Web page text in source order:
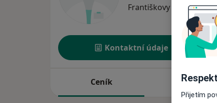
Františkovy Lázně1
Kontaktní údaje
Ceník Adresy
Přijetím